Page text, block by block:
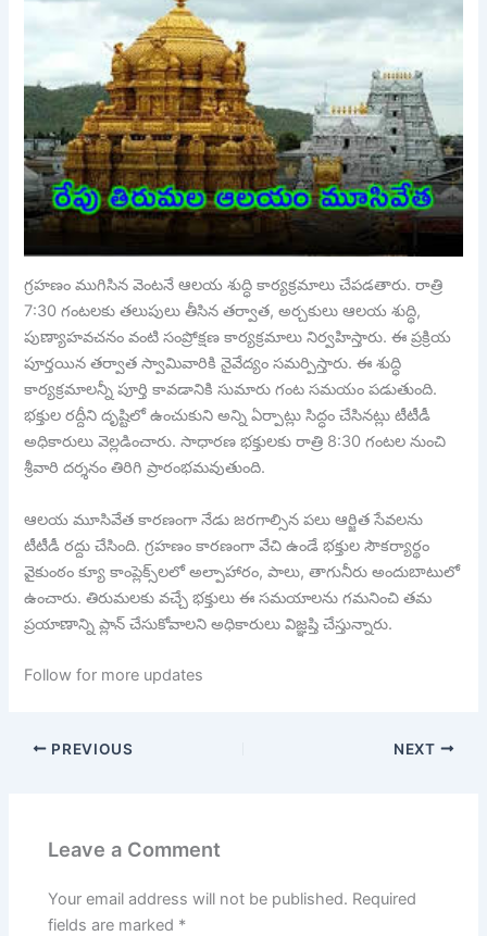
గ్రహణం ముగిసిన వెంటనే ఆలయ శుద్ధి కార్యక్రమాలు చేపడతారు. రాత్రి
7:30 గంటలకు తలుపులు తీసిన తర్వాత, అర్చకులు ఆలయ శుద్ధి,
పుణ్యాహవచనం వంటి సంప్రోక్షణ కార్యక్రమాలు నిర్వహిస్తారు. ఈ ప్రక్రియ
పూర్తయిన తర్వాత స్వామివారికి నైవేద్యం సమర్పిస్తారు. ఈ శుద్ధి
కార్యక్రమాలన్నీ పూర్తి కావడానికి సుమారు గంట సమయం పడుతుంది.
భక్తుల రద్దీని దృష్టిలో ఉంచుకుని అన్ని ఏర్పాట్లు సిద్ధం చేసినట్లు టీటీడీ
అధికారులు వెల్లడించారు. సాధారణ భక్తులకు రాత్రి 8:30 గంటల నుంచి
శ్రీవారి దర్శనం తిరిగి ప్రారంభమవుతుంది.
ఆలయ మూసివేత కారణంగా నేడు జరగాల్సిన పలు ఆర్జిత సేవలను
టీటీడీ రద్దు చేసింది. గ్రహణం కారణంగా వేచి ఉండే భక్తుల సౌకర్యార్థం
వైకుంఠం క్యూ కాంప్లెక్స్‌లలో అల్పాహారం, పాలు, తాగునీరు అందుబాటులో
ఉంచారు. తిరుమలకు వచ్చే భక్తులు ఈ సమయాలను గమనించి తమ
ప్రయాణాన్ని ప్లాన్ చేసుకోవాలని అధికారులు విజ్ఞప్తి చేస్తున్నారు.
Follow for more updates
PREVIOUS NEXT
Leave a Comment
Your email address will not be published. Required
fields are marked *